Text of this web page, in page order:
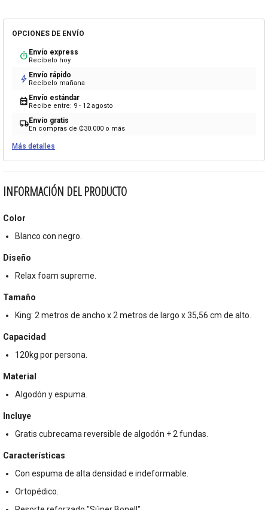
OPCIONES DE ENVÍO
timer Envío express
Recíbelo hoy
bolt Envío rápido
Recíbelo mañana
calendar_month Envío estándar
Recibe entre: 9 - 12 agosto
local_shippingEnvío gratis
En compras de ₡30.000 o más
Más detalles
INFORMACIÓN DEL PRODUCTO
Color
Blanco con negro.
Diseño
Relax foam supreme.
Tamaño
King: 2 metros de ancho x 2 metros de largo x 35,56 cm de alto.
Capacidad
120kg por persona.
Material
Algodón y espuma.
Incluye
Gratis cubrecama reversible de algodón + 2 fundas.
Características
Con espuma de alta densidad e indeformable.
Ortopédico.